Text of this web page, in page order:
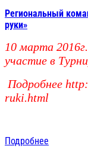
Региональный
руки»
10 марта
участие в
Подробнее
ruki.html
Подробнее